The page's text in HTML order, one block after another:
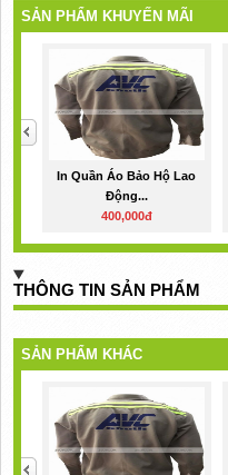
SẢN PHẨM KHUYẾN MÃI
In Quần Áo Bảo Hộ Lao
Động...
400,000đ
THÔNG TIN SẢN PHẨM
SẢN PHẨM KHÁC